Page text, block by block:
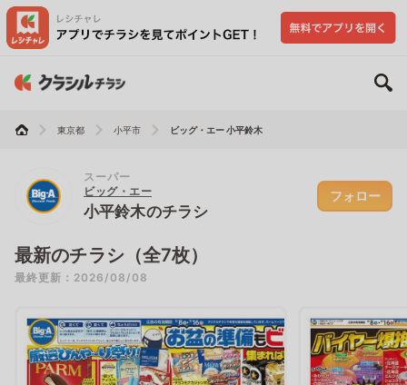
東京都 小平市 ビッグ・エー 小平鈴木
スーパー
ビッグ・エー
小平鈴木のチラシ
フォロー
最新のチラシ（全7枚）
最終更新：2026/08/08